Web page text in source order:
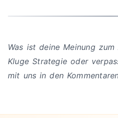
Was ist deine Meinung
Kluge Strategie oder
mit uns in den